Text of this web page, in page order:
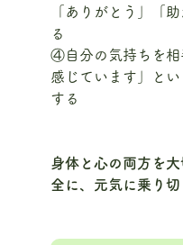
「ありがとう」「
る
④自分の気持ちを相
感じています」と
する
身体と心の両方を
全に、元気に乗り切